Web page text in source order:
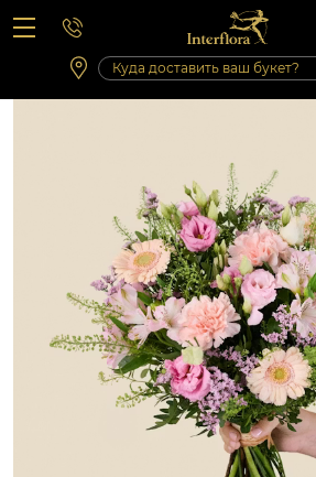
Вопросы-ответы
Сб 10:00 ‐ 14:00
Выходные и праздничные дни